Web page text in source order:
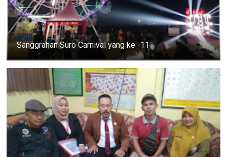
Sanggrahan Suro Carnival yang ke -11